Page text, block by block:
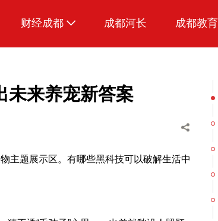
财经成都 成都河长 成都教育
未来养宠新答案
主题展示区。有哪些黑科技可以破解生活中